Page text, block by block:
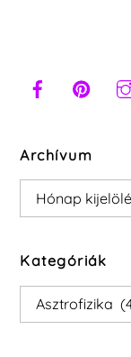
Archívum
Archívum
Kategóriák
Kategóriák